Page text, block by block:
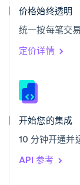
价格始终透明
统一按每笔交
定价详情
开始您的集成
10 分钟开通并
API 参考
希腊
English
西班牙
Español
新加坡
新西兰
匈牙利
English
Italiano
印度
English